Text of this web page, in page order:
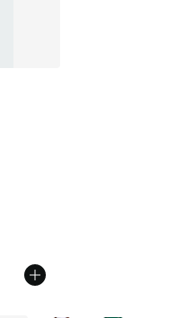
ist von € 49,99 auf €